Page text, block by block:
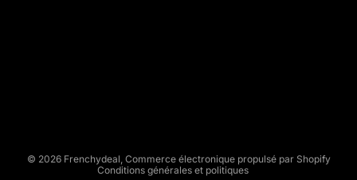
© 2026 Frenchydeal Commerce électronique propulsé par Shopify
Conditions générales et politiques